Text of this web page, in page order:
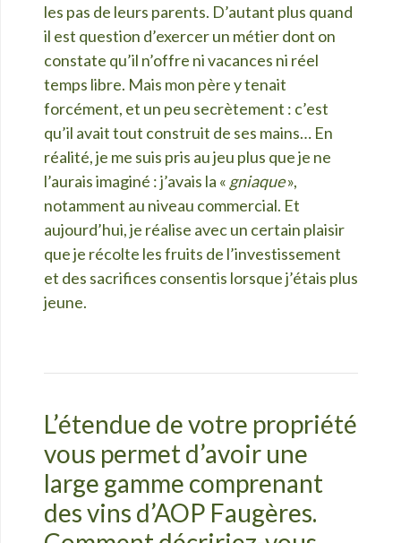
les pas de leurs parents. D’autant plus quand
il est question d’exercer un métier dont on
constate qu’il n’offre ni vacances ni réel
temps libre. Mais mon père y tenait
forcément, et un peu secrètement : c’est
qu’il avait tout construit de ses mains… En
réalité, je me suis pris au jeu plus que je ne
l’aurais imaginé : j’avais la « gniaque»,
notamment au niveau commercial. Et
aujourd’hui, je réalise avec un certain plaisir
que je récolte les fruits de l’investissement
et des sacrifices consentis lorsque j’étais plus
jeune.
L’étendue de votre propriété
vous permet d’avoir une
large gamme comprenant
des vins d’AOP Faugères.